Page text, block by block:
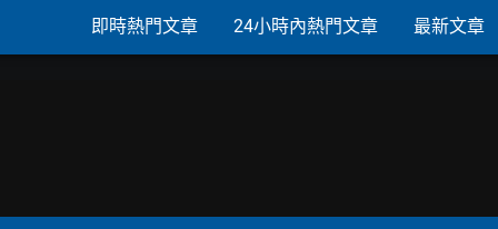
即時熱門文章 24小時內熱門文章 最新文章